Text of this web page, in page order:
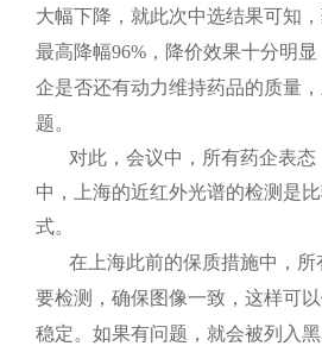
大幅下降，就此次中选结果可知
最高降幅96% ，降价效果十分明
企是否还有动力维持药品的质量
题。
对此，会议中，所有药企表
中，上海的近红外光谱的检测是
式。
在上海此前的保质措施中，所
要检测，确保图像一致，这样可
稳定。如果有问题，就会被列入